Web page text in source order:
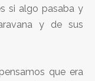
si algo pasaba y
y de sus
que era